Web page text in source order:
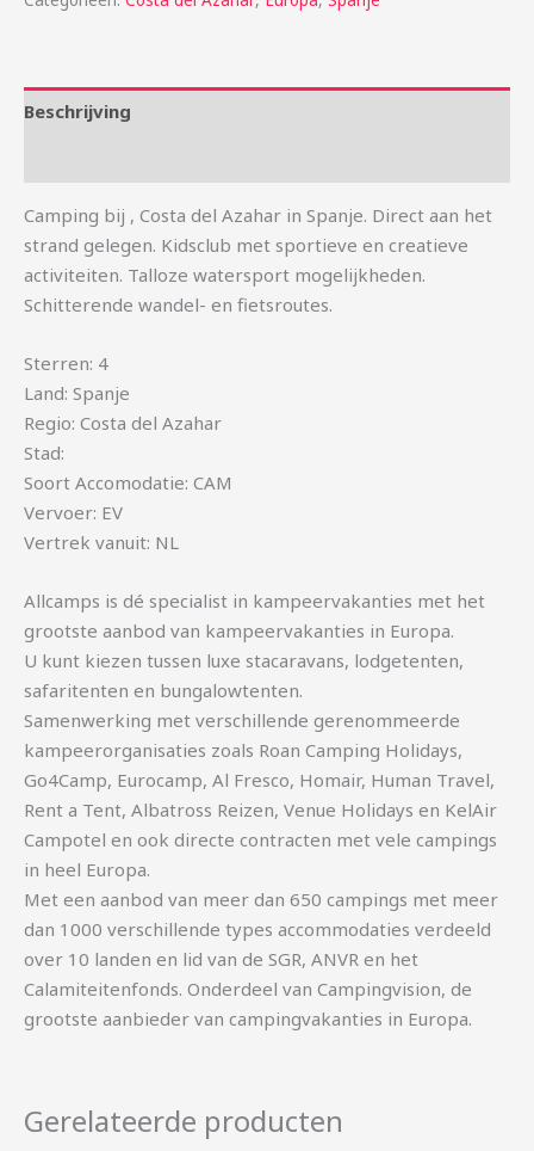
Beschrijving
Camping bij , Costa del Azahar in Spanje. Direct aan het
strand gelegen. Kidsclub met sportieve en creatieve
activiteiten. Talloze watersport mogelijkheden.
Schitterende wandel- en fietsroutes.
Sterren: 4
Land: Spanje
Regio: Costa del Azahar
Stad:
Soort Accomodatie: CAM
Vervoer: EV
Vertrek vanuit: NL
Allcamps is dé specialist in kampeervakanties met het
grootste aanbod van kampeervakanties in Europa.
U kunt kiezen tussen luxe stacaravans, lodgetenten,
safaritenten en bungalowtenten.
Samenwerking met verschillende gerenommeerde
kampeerorganisaties zoals Roan Camping Holidays,
Go4Camp, Eurocamp, Al Fresco, Homair, Human Travel,
Rent a Tent, Albatross Reizen, Venue Holidays en KelAir
Campotel en ook directe contracten met vele campings
in heel Europa.
Met een aanbod van meer dan 650 campings met meer
dan 1000 verschillende types accommodaties verdeeld
over 10 landen en lid van de SGR, ANVR en het
Calamiteitenfonds. Onderdeel van Campingvision, de
grootste aanbieder van campingvakanties in Europa.
Gerelateerde producten